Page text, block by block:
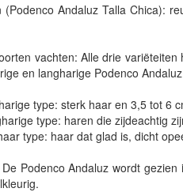
(Podenco Andaluz Talla Chica):
vachten: Alle drie
en langharige Podenco
type: sterk haar en 3,5 tot 6
type: haren die zijdeachtig
type: haar dat glad is, dicht
Podenco Andaluz wordt